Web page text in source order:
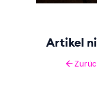
Artikel